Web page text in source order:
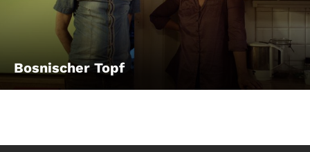
Bosnischer Topf